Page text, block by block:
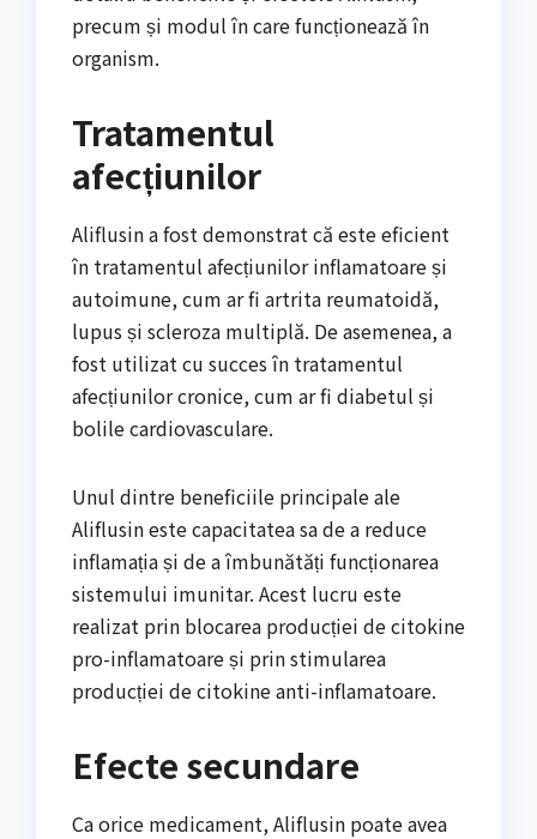
precum și modul în care funcționează în
organism.
Tratamentul
afecțiunilor
Aliflusin a fost demonstrat că este eficient
în tratamentul afecțiunilor inflamatoare și
autoimune, cum ar fi artrita reumatoidă,
lupus și scleroza multiplă. De asemenea, a
fost utilizat cu succes în tratamentul
afecțiunilor cronice, cum ar fi diabetul și
bolile cardiovasculare.
Unul dintre beneficiile principale ale
Aliflusin este capacitatea sa de a reduce
inflamația și de a îmbunătăți funcționarea
sistemului imunitar. Acest lucru este
realizat prin blocarea producției de citokine
pro-inflamatoare și prin stimularea
producției de citokine anti-inflamatoare.
Efecte secundare
Ca orice medicament, Aliflusin poate avea